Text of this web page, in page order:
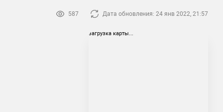
587 Дата обновления: 24 янв 2022, 21:57
загрузка карты...